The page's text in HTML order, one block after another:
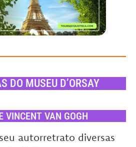
DO MUSEU D’ORSAY
VINCENT VAN GOGH
autorretrato diversas